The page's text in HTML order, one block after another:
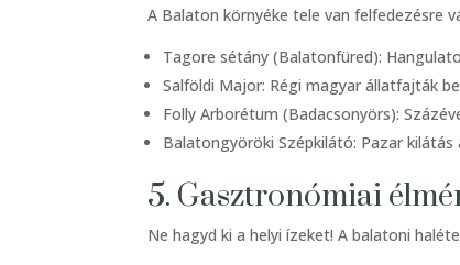
A Balaton környéke tele van felfedezésre
Tagore sétány (Balatonfüred):
Salföldi Major: Régi magyar állatfajták
Folly Arborétum (Badacsonyörs):
Balatongyöröki Szépkilátó: Pazar
5. Gasztronómiai
Ne hagyd ki a helyi ízeket! A balatoni